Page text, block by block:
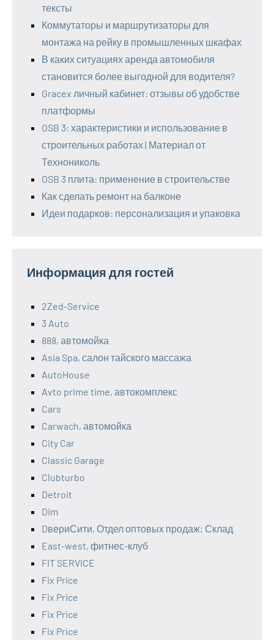
тексты
Коммутаторы и маршрутизаторы для
монтажа на рейку в промышленных шкафах
В каких ситуациях аренда автомобиля
становится более выгодной для водителя?
Gracex личный кабинет: отзывы об удобстве
платформы
OSB 3: характеристики и использование в
строительных работах | Материал от
Технониколь
OSB 3 плита: применение в строительстве
Как сделать ремонт на балконе
Идеи подарков: персонализация и упаковка
Информация для гостей
2Zed-Service
3 Auto
888, автомойка
Asia Spa, салон тайского массажа
AutoHouse
Avto prime time, автокомплекс
Cars
Carwach, автомойка
City Car
Classic Garage
Clubturbo
Detroit
Dim
DвериСити, Отдел оптовых продаж; Склад
East-west, фитнес-клуб
FIT SERVICE
Fix Price
Fix Price
Fix Price
Fix Price